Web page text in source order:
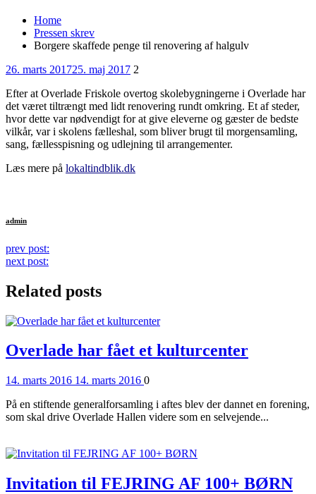
Home
Pressen skrev
Borgere skaffede penge til renovering af halgulv
Posted
26. marts 201725. maj 2017Comments
2
Efter at Overlade Friskole overtog skolebygningerne i Overlade har
det været tiltrængt med lidt renovering rundt omkring. Et af steder,
hvor dette var nødvendigt for at give eleverne og gæster de bedste
vilkår, var i skolens fælleshal, som bliver brugt til morgensamling,
sang, fællesspisning og udlejning til arrangementer.
Læs mere på lokaltindblik.dk
admin
Continue
Reading
prev post:
next post:
Related posts
Overlade har fået et kulturcenter
Posted
14. marts 2016 14. marts 2016 Comments
0
På en stiftende generalforsamling i aftes blev der dannet en forening,
som skal drive Overlade Hallen videre som en selvejende...
Invitation til FEJRING AF 100+ BØRN